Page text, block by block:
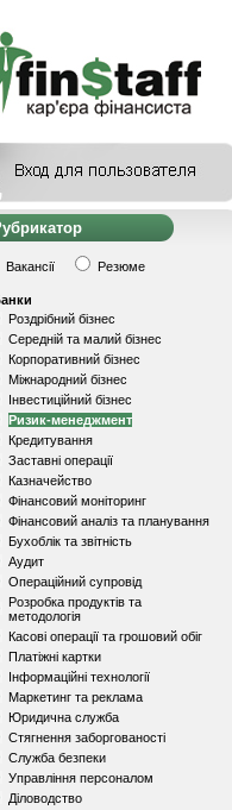
Вакансії Резюме
Роздрібний бізнес
Середній та малий бізнес
Корпоративний бізнес
Міжнародний бізнес
Інвестиційний бізнес
Ризик-менеджмент
Кредитування
Заставні операції
Казначейство
Фінансовий моніторинг
Фінансовий аналіз та планування
Бухоблік та звітність
Аудит
Операційний супровід
Розробка продуктів та
методологія
Касові операції та грошовий обіг
Платіжні картки
Інформаційні технології
Маркетинг та реклама
Юридична служба
Стягнення заборгованості
Служба безпеки
Управління персоналом
Діловодство